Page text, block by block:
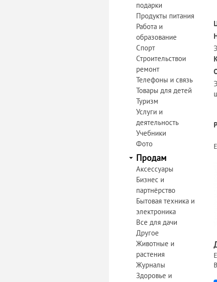
подарки
Продукты питания
Работа и
образование
Спорт
Строительствои
ремонт
Телефоны и связь
Товары для детей
Туризм
Услуги и
деятельность
Учебники
Фото
Продам
Аксессуары
Бизнес и
партнёрство
Бытовая техника и
электроника
Все для дачи
Другое
Животные и
растения
Журналы
Здоровье и